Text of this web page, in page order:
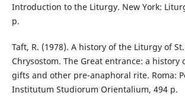
Introduction to the Liturgy. New York:
p.
Taft, R. (1978). A history of the Liturgy of St.
Chrysostom. The Great entrance: a
gifts and other pre-anaphoral rite. Roma:
Institutum Studiorum Orientalium, 494 p.